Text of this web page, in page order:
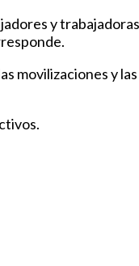
y
movilizaciones y